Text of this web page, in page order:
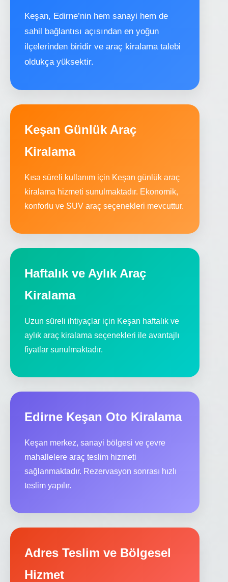
Keşan, Edirne’nin hem sanayi hem de
sahil bağlantısı açısından en yoğun
ilçelerinden biridir ve araç kiralama talebi
oldukça yüksektir.
Keşan Günlük Araç
Kiralama
Kısa süreli kullanım için Keşan günlük araç
kiralama hizmeti sunulmaktadır. Ekonomik,
konforlu ve SUV araç seçenekleri mevcuttur.
Haftalık ve Aylık Araç
Kiralama
Uzun süreli ihtiyaçlar için Keşan haftalık ve
aylık araç kiralama seçenekleri ile avantajlı
fiyatlar sunulmaktadır.
Edirne Keşan Oto Kiralama
Keşan merkez, sanayi bölgesi ve çevre
mahallelere araç teslim hizmeti
sağlanmaktadır. Rezervasyon sonrası hızlı
teslim yapılır.
Adres Teslim ve Bölgesel
Hizmet